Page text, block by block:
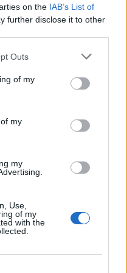
on the IAB’s List of
further disclose it to other
Outs
of my
my
my
Use,
of my
with the